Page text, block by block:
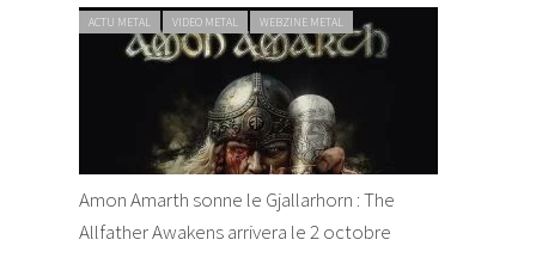
ACTU METAL VIDEO METAL WEBZINE METAL
Amon Amarth sonne le Gjallarhorn : The
Allfather Awakens arrivera le 2 octobre